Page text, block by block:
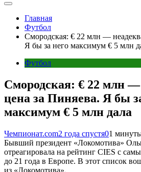
Главная
Футбол
Смородская: € 22 млн —
Я бы за него максимум € 5 млн
Футбол
Смородская: € 22 млн —
цена за Пиняева. Я бы
максимум € 5 млн дала
Чемпионат.com2 года спустя01
Бывший президент «Локомотива»
отреагировала на рейтинг CIES с
до 21 года в Европе. В этот список
из «Локомотива».